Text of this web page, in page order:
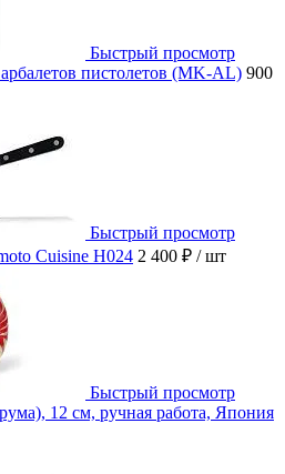
Быстрый просмотр
пистолетов (MK-AL) 900
Быстрый просмотр
Cuisine H024 2 400 ₽ / шт
Быстрый просмотр
12 см, ручная работа, Япония